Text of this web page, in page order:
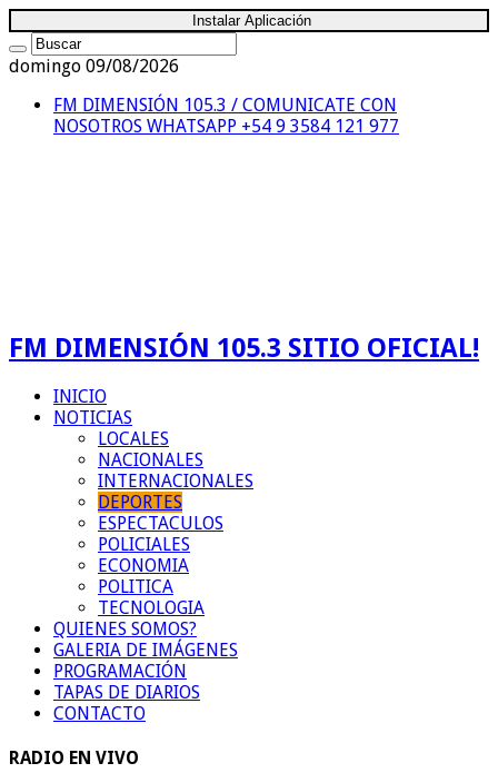
Instalar Aplicación
domingo 09/08/2026
FM DIMENSIÓN 105.3 / COMUNICATE CON
NOSOTROS WHATSAPP +54 9 3584 121 977
FM DIMENSIÓN 105.3 SITIO OFICIAL!
INICIO
NOTICIAS
LOCALES
NACIONALES
INTERNACIONALES
DEPORTES
ESPECTACULOS
POLICIALES
ECONOMIA
POLITICA
TECNOLOGIA
QUIENES SOMOS?
GALERIA DE IMÁGENES
PROGRAMACIÓN
TAPAS DE DIARIOS
CONTACTO
RADIO EN VIVO